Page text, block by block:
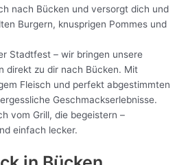
nach Bücken und versorgt dich und
Burgern, knusprigen Pommes und
Stadtfest – wir bringen unsere
direkt zu dir nach Bücken. Mit
Fleisch und perfekt abgestimmten
Geschmackserlebnisse.
vom Grill, die begeistern –
einfach lecker.